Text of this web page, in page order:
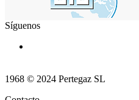
Síguenos
1968 © 2024 Pertegaz SL